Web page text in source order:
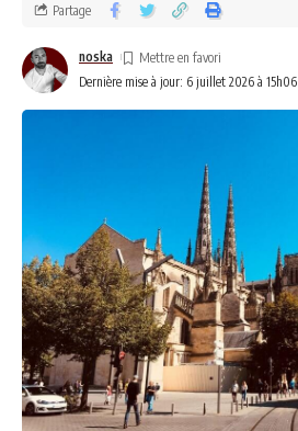
Dernière mise à jour: 6 juillet 2026 à 15h06
noska
Partage